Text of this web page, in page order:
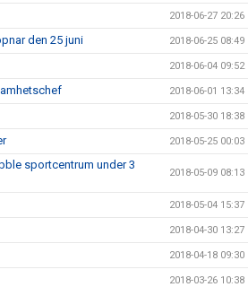
2018-06-27 20:26
den 25 juni 2018-06-25 08:49
2018-06-04 09:52
2018-06-01 13:34
2018-05-30 18:38
2018-05-25 00:03
sportcentrum under 3
2018-05-09 08:13
2018-05-04 15:37
2018-04-30 13:27
2018-04-18 09:30
2018-03-26 10:38